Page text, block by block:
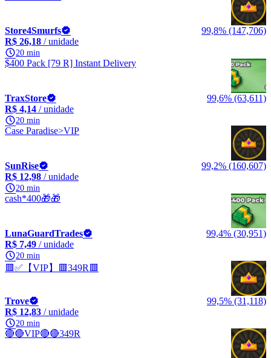
Store4Smurfs
99,8% (147,706)
R$ 26,18 / unidade
20 min
$400 Pack [79 R] Instant Delivery
TraxStore
99,6% (63,611)
R$ 4,14 / unidade
20 min
Case Paradise>VIP
SunRise
99,2% (160,607)
R$ 12,98 / unidade
20 min
cash*400🎁🎁
LunaGuardTrades
99,4% (30,951)
R$ 7,49 / unidade
20 min
🟥✅【VIP】🟥349R🟥
Trove
99,5% (31,118)
R$ 12,83 / unidade
20 min
🔴🔴VIP🔴🔴349R